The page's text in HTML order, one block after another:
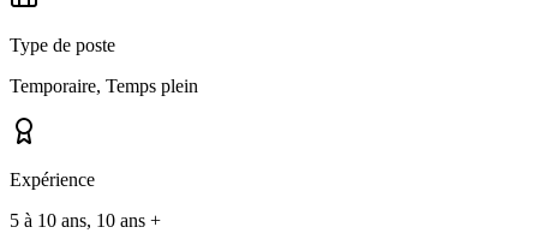
Type de poste
Temporaire, Temps plein
Expérience
5 à 10 ans, 10 ans +